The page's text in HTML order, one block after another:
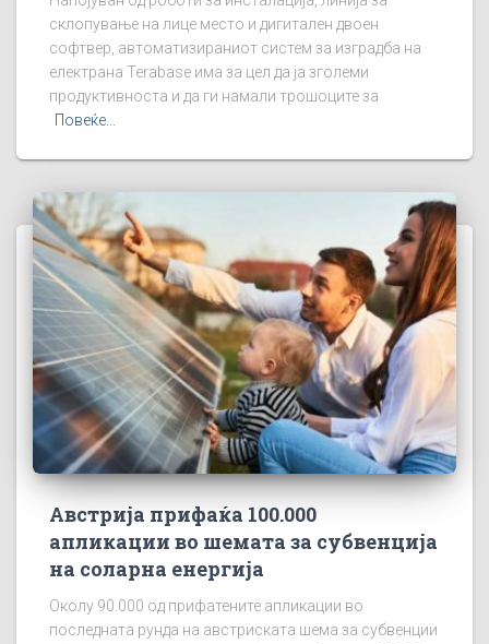
склопување на лице место и дигитален двоен
софтвер, автоматизираниот систем за изградба на
електрана Terabase има за цел да ја зголеми
продуктивноста и да ги намали трошоците за
Повеќе...
Австрија прифаќа 100.000
апликации во шемата за субвенција
на соларна енергија
Околу 90.000 од прифатените апликации во
последната рунда на австриската шема за субвенции